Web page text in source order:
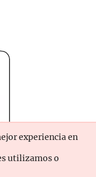
experiencia en
utilizamos o